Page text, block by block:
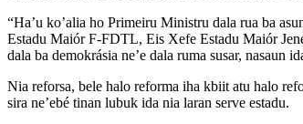
“Ha’u ko’alia ho Primeiru Ministru dala rua ba
Estadu Maiór F-FDTL, Eis Xefe Estadu Maiór
dala ba demokrásia ne’e dala ruma susar, nasaun
Nia reforsa, bele halo reforma iha kbiit atu halo
sira ne’ebé tinan lubuk ida nia laran serve estadu.